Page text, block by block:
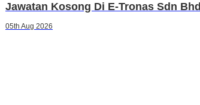
Jawatan Kosong Di E-Tronas Sdn Bhd
05th Aug 2026